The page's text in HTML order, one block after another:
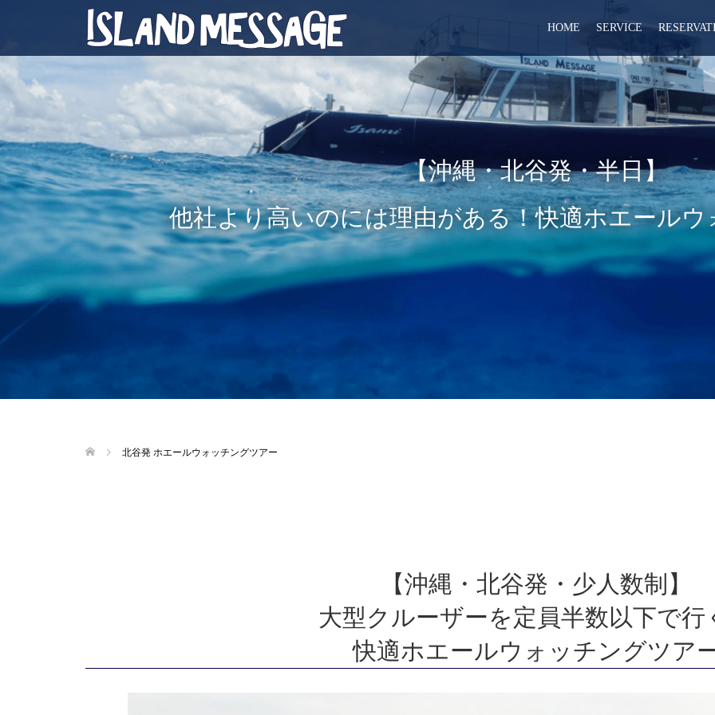
HOME SERVICE
【沖縄・北谷発・半日】
他社より高いのには理由がある！快適ホエール
北谷発 ホエールウォッチングツアー
【沖縄・北谷発・少人数制】
大型クルーザーを定員半数以下で行
快適ホエールウォッチングツア